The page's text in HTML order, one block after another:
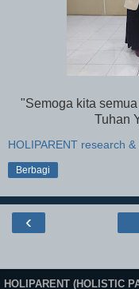
"Semoga kita
Tuhan
HOLIPARENT research
Berbagi
‹
HOLIPARENT (HOLISTIC